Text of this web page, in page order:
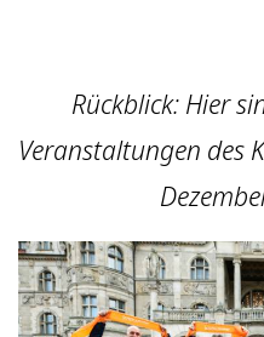
Rückblick: Hier
Veranstaltungen des